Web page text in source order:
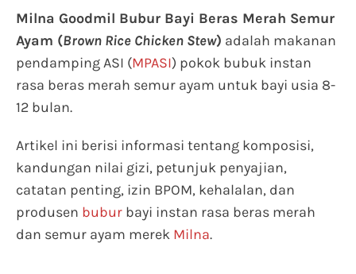
Milna Goodmil Bubur Bayi Beras Merah Semur
Ayam (Brown Rice Chicken Stew) adalah makanan
pendamping ASI (MPASI) pokok bubuk instan
rasa beras merah semur ayam untuk bayi usia 8-
12 bulan.
Artikel ini berisi informasi tentang komposisi,
kandungan nilai gizi, petunjuk penyajian,
catatan penting, izin BPOM, kehalalan, dan
produsen bubur bayi instan rasa beras merah
dan semur ayam merek Milna.